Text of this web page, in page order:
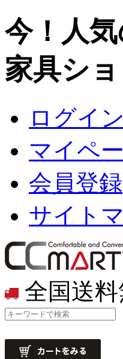
今！人
家具シ
ログイン
マイペ
会員登録
サイト
全国送